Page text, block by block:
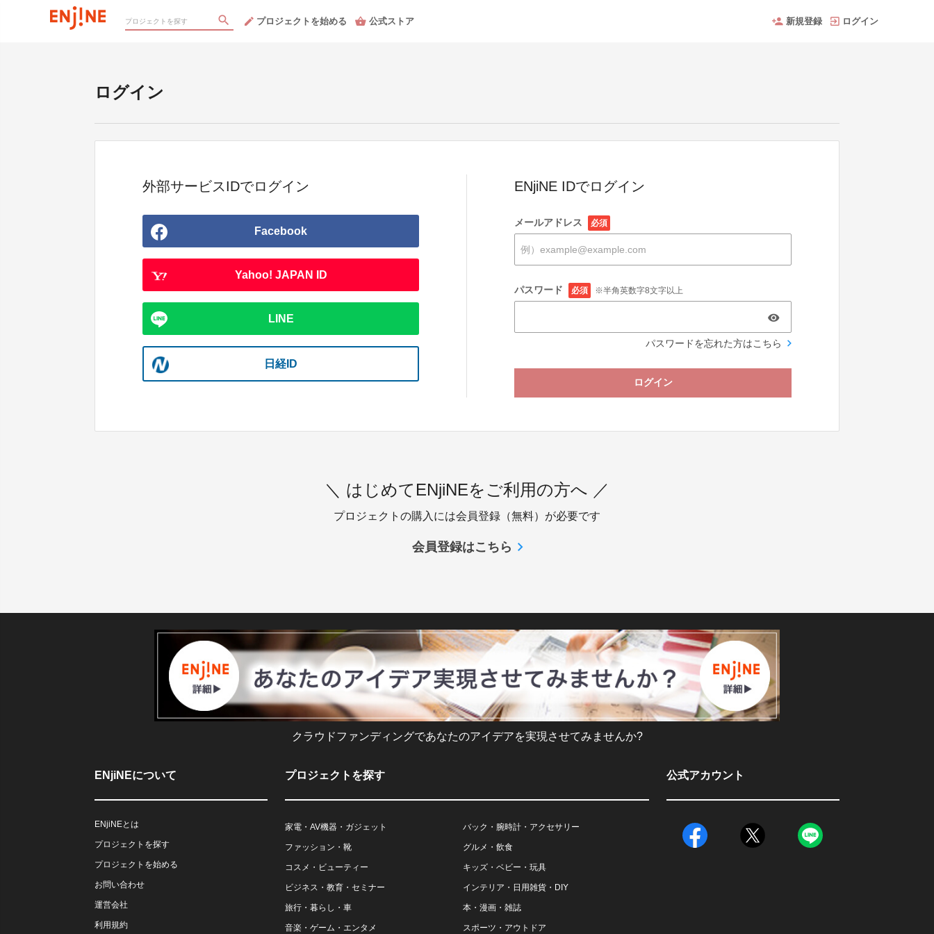
プロジェクトを始める 公式ストア 新規登録 ログイン
ログイン
外部サービスIDでログイン
Facebook
Yahoo! JAPAN ID
LINE
日経ID
ENjiNE IDでログイン
メールアドレス 必須
パスワード 必須 ※半角英数字8文字以上
パスワードを忘れた方はこちら
ログイン
＼ はじめてENjiNEをご利用の方へ ／
プロジェクトの購入には会員登録（無料）が必要です
会員登録はこちら
クラウドファンディングであなたのアイデアを実現させてみませんか?
ENjiNEについて
ENjiNEとは
プロジェクトを探す
プロジェクトを始める
お問い合わせ
運営会社
利用規約
プロジェクトを探す
家電・AV機器・ガジェット バック・腕時計・アクセサリー
ファッション・靴 グルメ・飲食
コスメ・ビューティー キッズ・ベビー・玩具
ビジネス・教育・セミナー インテリア・日用雑貨・DIY
旅行・暮らし・車 本・漫画・雑誌
音楽・ゲーム・エンタメ スポーツ・アウトドア
公式アカウント